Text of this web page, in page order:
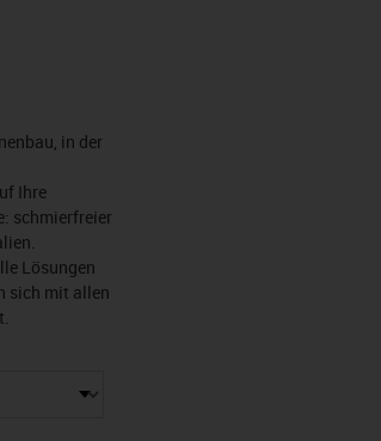
in der
Ihre
schmierfreier
Lösungen
sich mit allen